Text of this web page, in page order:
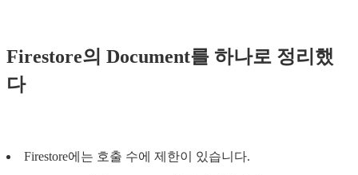
Firestore의 Document를 하나로 정리했
다
Firestore에는 호출 수에 제한이 있습니다.